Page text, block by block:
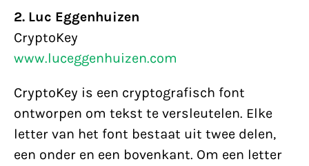
2. Luc Eggenhuizen
CryptoKey
www.luceggenhuizen.com
CryptoKey is een cryptografisch font
ontworpen om tekst te versleutelen. Elke
letter van het font bestaat uit twee delen,
een onder en een bovenkant. Om een letter